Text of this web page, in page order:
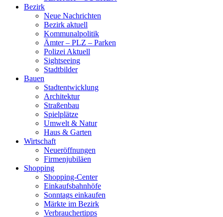
Bezirk
Neue Nachrichten
Bezirk aktuell
Kommunalpolitik
Ämter – PLZ – Parken
Polizei Aktuell
Sightseeing
Stadtbilder
Bauen
Stadtentwicklung
Architektur
Straßenbau
Spielplätze
Umwelt & Natur
Haus & Garten
Wirtschaft
Neueröffnungen
Firmenjubiläen
Shopping
Shopping-Center
Einkaufsbahnhöfe
Sonntags einkaufen
Märkte im Bezirk
Verbrauchertipps